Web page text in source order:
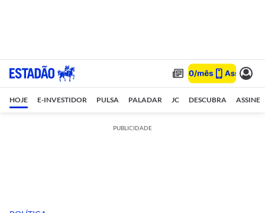
HOJE E-INVESTIDOR PULSA PALADAR JC DESCUBRA ASSINE
PUBLICIDADE